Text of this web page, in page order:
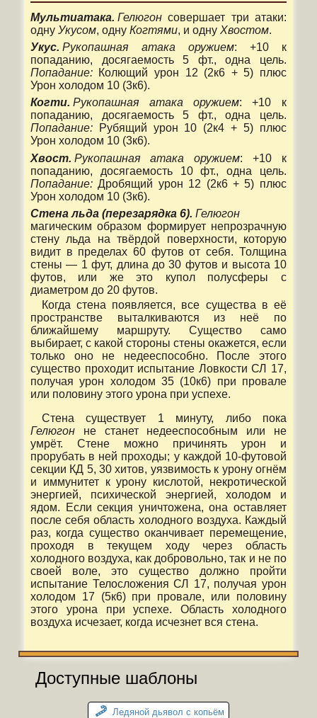
Мультиатака. Гелюгонсовершает три атаки:
одну Укусом, одну Когтями, и одну Хвостом.
Укус. Рукопашная атака оружием: +10 к
попаданию, досягаемость 5 фт., одна цель.
Попадание:Колющий урон 12 (2к6 + 5) плюс
Урон холодом 10 (3к6).
Когти. Рукопашная атака оружием: +10 к
попаданию, досягаемость 5 фт., одна цель.
Попадание:Рубящий урон 10 (2к4 + 5) плюс
Урон холодом 10 (3к6).
Хвост. Рукопашная атака оружием: +10 к
попаданию, досягаемость 10 фт., одна цель.
Попадание:Дробящий урон 12 (2к6 + 5) плюс
Урон холодом 10 (3к6).
Стена льда (перезарядка 6). Гелюгон
магическим образом формирует непрозрачную
стену льда на твёрдой поверхности, которую
видит в пределах 60 футов от себя. Толщина
стены — 1 фут, длина до 30 футов и высота 10
футов, или же это купол полусферы с
диаметром до 20 футов.
Когда стена появляется, все существа в её
пространстве выталкиваются из неё по
ближайшему маршруту. Существо само
выбирает, с какой стороны стены окажется, если
только оно не недееспособно. После этого
существо проходит испытание Ловкости СЛ 17,
получая урон холодом 35 (10к6) при провале
или половину этого урона при успехе.
Стена существует 1 минуту, либо пока
Гелюгонне станет недееспособным или не
умрёт. Стене можно причинять урон и
прорубать в ней проходы; у каждой 10-футовой
секции КД 5, 30 хитов, уязвимость к урону огнём
и иммунитет к урону кислотой, некротической
энергией, психической энергией, холодом и
ядом. Если секция уничтожена, она оставляет
после себя область холодного воздуха. Каждый
раз, когда существо оканчивает перемещение,
проходя в текущем ходу через область
холодного воздуха, как добровольно, так и не по
своей воле, это существо должно пройти
испытание Телосложения СЛ 17, получая урон
холодом 17 (5к6) при провале, или половину
этого урона при успехе. Область холодного
воздуха исчезает, когда исчезнет вся стена.
Доступные шаблоны
Ледяной дьявол c копьём